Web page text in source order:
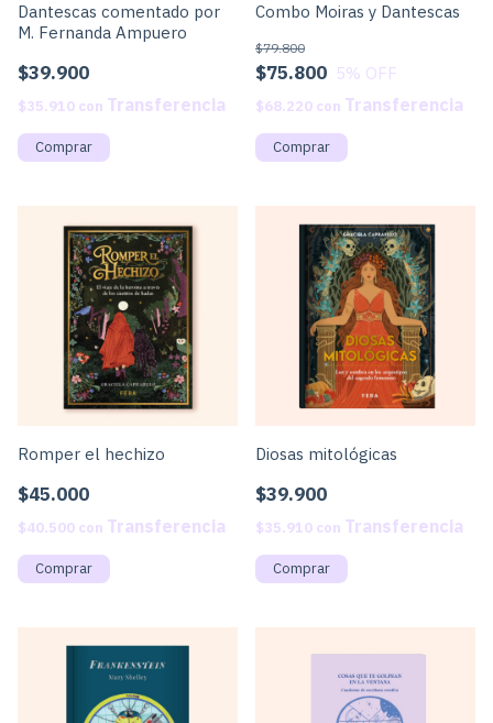
Dantescas comentado por
M. Fernanda Ampuero
$39.900
$35.910 con
Combo Moiras y Dantescas
$75.800
$79.800
5% OFF
$68.220 con
Romper el hechizo
$45.000
$40.500 con
Diosas mitológicas
$39.900
$35.910 con